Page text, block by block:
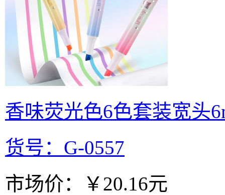
香味荧光色6色套装宽头
货号：G-0557
市场价：
￥20.16元